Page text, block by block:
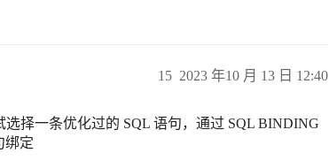
2023 年10 月 13 日 12:40
15
择一条优化过的 SQL 语句，通过 SQL BINDING
绑定